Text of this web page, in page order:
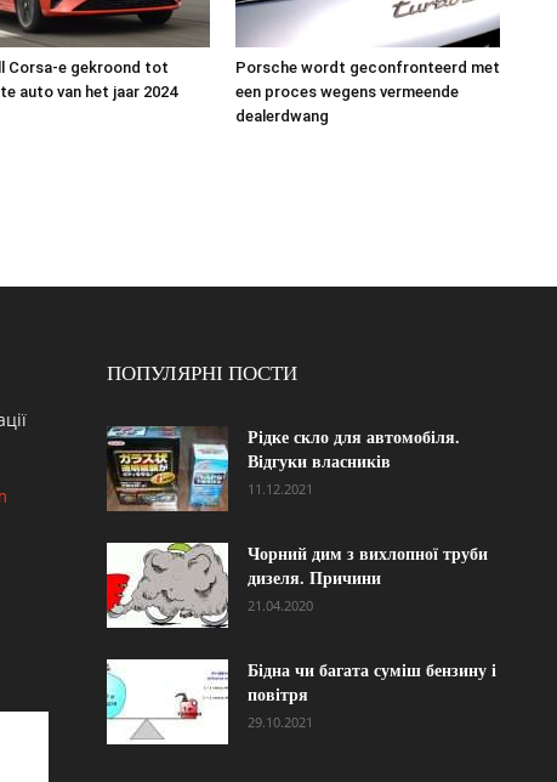
Corsa-e gekroond tot
auto van het jaar 2024
Porsche wordt geconfronteerd met
een proces wegens vermeende
dealerdwang
ПОПУЛЯРНІ ПОСТИ
Рідке скло для автомобіля.
Відгуки власників
11.12.2021
Чорний дим з вихлопної труби
дизеля. Причини
21.04.2020
Бідна чи багата суміш бензину і
повітря
29.10.2021